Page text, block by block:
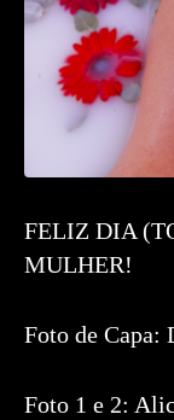
FELIZ DIA
MULHER!
Foto de Capa:
Foto 1 e 2: